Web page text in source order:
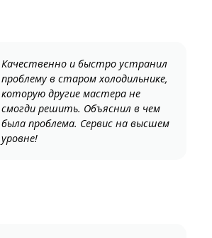
Качественно и быстро устранил
проблему в старом холодильнике,
которую другие мастера не
смогди решить. Объяснил в чем
была проблема. Сервис на высшем
уровне!